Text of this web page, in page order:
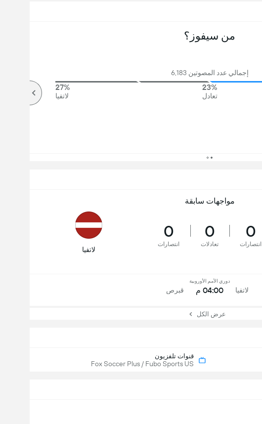
قنوات تلفزيون
Fox Soccer Plus / Fubo Sports US
من سيفوز؟
إجمالي عدد المصوتين 6,183
23%
تعادل
27%
لاتفيا
مواجهات سابقة
0
انتصارات
0
تعادلات
0
انتصارات
لاتفيا
لاتفيا
دوري الأمم الأوروبية
04:00 م قبرص
عرض الكل